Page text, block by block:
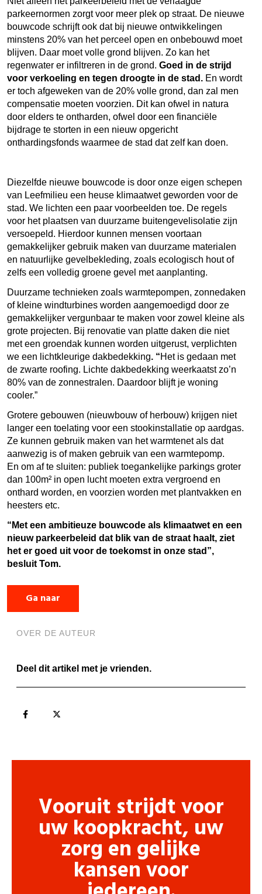
parkeernormen zorgt voor meer plek op straat. De nieuwe
bouwcode schrijft ook dat bij nieuwe ontwikkelingen
minstens 20% van het perceel open en onbebouwd moet
blijven. Daar moet volle grond blijven. Zo kan het
regenwater er infiltreren in de grond. Goed in de strijd
voor verkoeling en tegen droogte in de stad. En wordt
er toch afgeweken van de 20% volle grond, dan zal men
compensatie moeten voorzien. Dit kan ofwel in natura
door elders te ontharden, ofwel door een financiële
bijdrage te storten in een nieuw opgericht
onthardingsfonds waarmee de stad dat zelf kan doen.
Diezelfde nieuwe bouwcode is door onze eigen schepen
van Leefmilieu een heuse klimaatwet geworden voor de
stad. We lichten een paar voorbeelden toe. De regels
voor het plaatsen van duurzame buitengevelisolatie zijn
versoepeld. Hierdoor kunnen mensen voortaan
gemakkelijker gebruik maken van duurzame materialen
en natuurlijke gevelbekleding, zoals ecologisch hout of
zelfs een volledig groene gevel met aanplanting.
Duurzame technieken zoals warmtepompen, zonnedaken
of kleine windturbines worden aangemoedigd door ze
gemakkelijker vergunbaar te maken voor zowel kleine als
grote projecten. Bij renovatie van platte daken die niet
met een groendak kunnen worden uitgerust, verplichten
we een lichtkleurige dakbedekking. “Het is gedaan met
de zwarte roofing. Lichte dakbedekking weerkaatst zo’n
80% van de zonnestralen. Daardoor blijft je woning
cooler.”
Grotere gebouwen (nieuwbouw of herbouw) krijgen niet
langer een toelating voor een stookinstallatie op aardgas.
Ze kunnen gebruik maken van het warmtenet als dat
aanwezig is of maken gebruik van een warmtepomp.
En om af te sluiten: publiek toegankelijke parkings groter
dan 100m² in open lucht moeten extra vergroend en
onthard worden, en voorzien worden met plantvakken en
heesters etc.
“Met een ambitieuze bouwcode als klimaatwet en een
nieuw parkeerbeleid dat blik van de straat haalt, ziet
het er goed uit voor de toekomst in onze stad”,
besluit Tom.
Ga naar
OVER DE AUTEUR
Deel dit artikel met je vrienden.
Vooruit strijdt voor
uw koopkracht, uw
zorg en gelijke
kansen voor